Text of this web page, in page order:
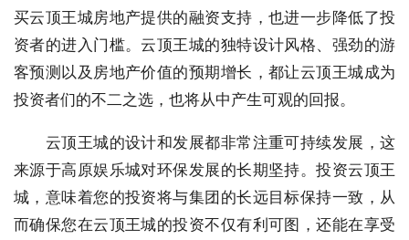
买云顶王城房地产提供的融资支持，也进一步降低了投
资者的进入门槛。云顶王城的独特设计风格、强劲的游
客预测以及房地产价值的预期增长，都让云顶王城成为
投资者们的不二之选，也将从中产生可观的回报。
云顶王城的设计和发展都非常注重可持续发展，这
来源于高原娱乐城对环保发展的长期坚持。投资云顶王
城，意味着您的投资将与集团的长远目标保持一致，从
而确保您在云顶王城的投资不仅有利可图，还能在享受